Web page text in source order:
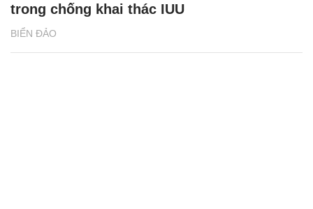
BIỂN ĐẢO
trong chống khai thác IUU